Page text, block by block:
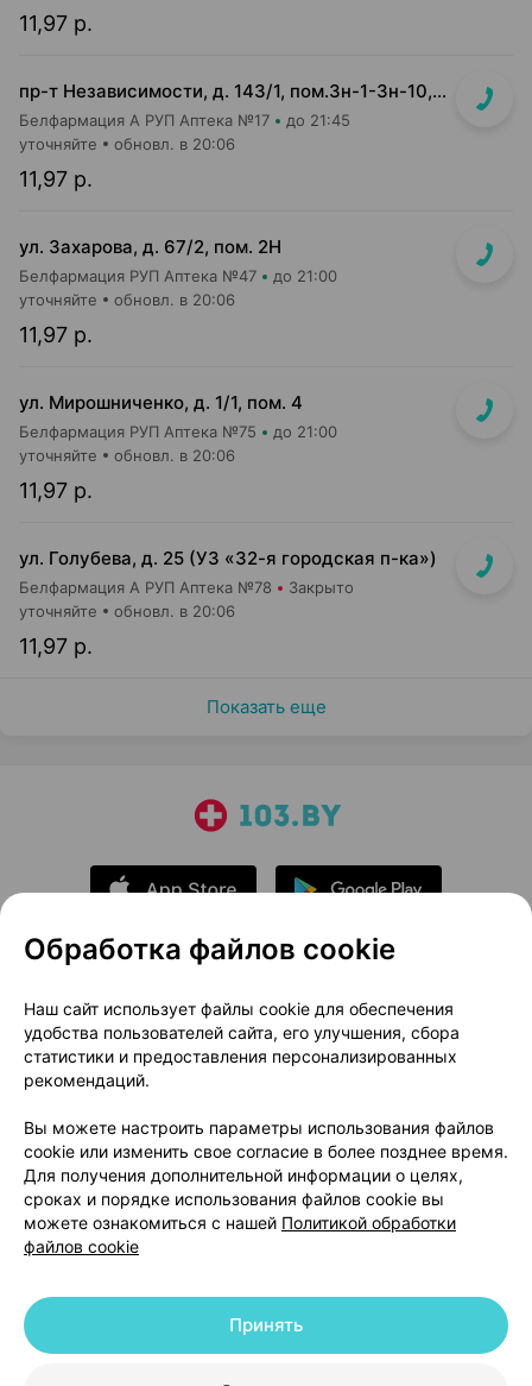
11,97 р.
пр-т Независимости, д. 143/1, пом.3н-1-3н-10, 3н-23, 3н-26
Белфармация А РУП Аптека №17 до 21:45
11,97 р.
уточняйте обновл. в 20:06
ул. Захарова, д. 67/2, пом. 2Н
Белфармация РУП Аптека №47 до 21:00
11,97 р.
уточняйте обновл. в 20:06
ул. Мирошниченко, д. 1/1, пом. 4
Белфармация РУП Аптека №75 до 21:00
11,97 р.
уточняйте обновл. в 20:06
ул. Голубева, д. 25 (УЗ «32-я городская п-ка»)
Белфармация А РУП Аптека №78 Закрыто
11,97 р.
уточняйте обновл. в 20:06
Показать еще
О проекте
Новости проекта
Размещение рекламы
Медицинский маркетинг
Публичный договор
Доставка
Способы оплаты
Вакансии
Партнеры
Написать руководителю 103.by
Написать в поддержку
Персональные настройки Cookie
© 2026 ООО «Артокс Лаб», УНП 191700409 | 220012, Республика Беларусь,
Обработка файлов cookie
Наш сайт использует файлы cookie для обеспечения
удобства пользователей сайта, его улучшения, сбора
статистики и предоставления персонализированных
рекомендаций.
Вы можете настроить параметры использования файлов
cookie или изменить свое согласие в более позднее время.
Для получения дополнительной информации о целях,
сроках и порядке использования файлов cookie вы
можете ознакомиться с нашей Политикой обработки
файлов cookie
Принять